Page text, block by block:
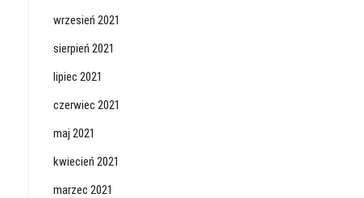
wrzesień 2021
sierpień 2021
lipiec 2021
czerwiec 2021
maj 2021
kwiecień 2021
marzec 2021